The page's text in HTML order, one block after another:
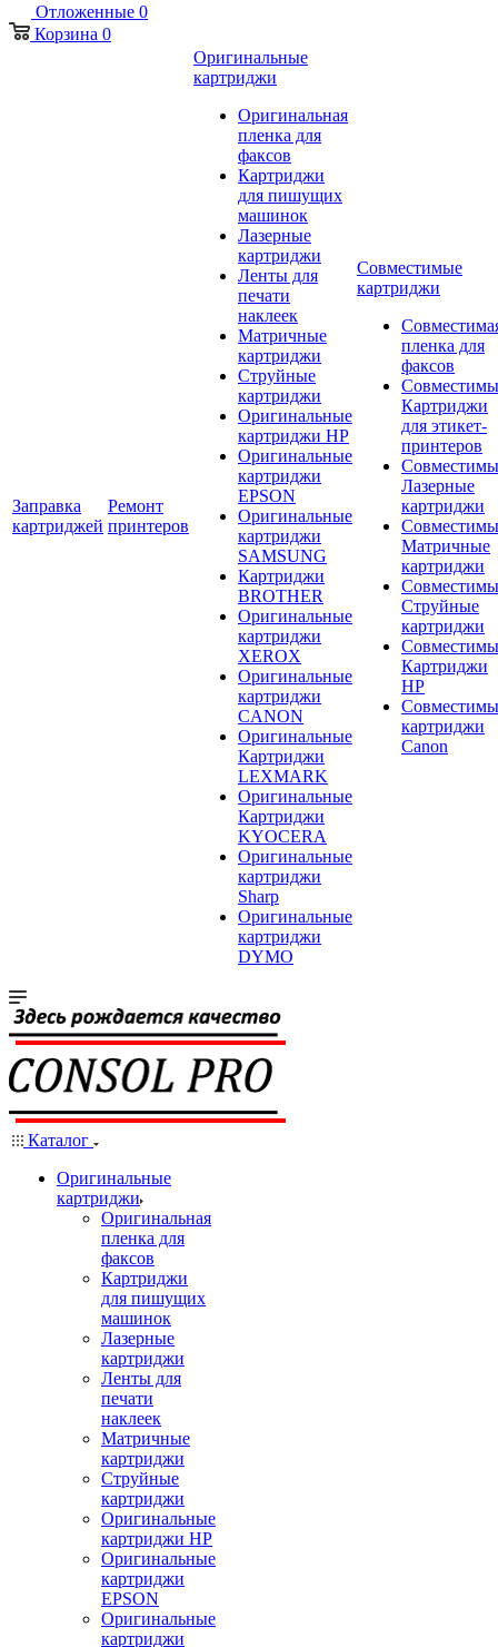
Отложенные 0
Корзина 0
Заправка
картриджей
Ремонт
принтеров
Оригинальные
картриджи
Оригинальная
пленка для
факсов
Картриджи
для пишущих
машинок
Лазерные
картриджи
Ленты для
печати
наклеек
Матричные
картриджи
Струйные
картриджи
Оригинальные
картриджи HP
Оригинальные
картриджи
EPSON
Оригинальные
картриджи
SAMSUNG
Картриджи
BROTHER
Оригинальные
картриджи
XEROX
Оригинальные
картриджи
CANON
Оригинальные
Картриджи
LEXMARK
Оригинальные
Картриджи
KYOCERA
Оригинальные
картриджи
Sharp
Оригинальные
картриджи
DYMO
Совместимые
картриджи
пленка для
факсов
Картриджи
для этикет-
принтеров
Лазерные
картриджи
Матричные
картриджи
Струйные
картриджи
Картриджи
HP
картриджи
Canon
Каталог
Оригинальные
картриджи
Оригинальная
пленка для
факсов
Картриджи
для пишущих
машинок
Лазерные
картриджи
Ленты для
печати
наклеек
Матричные
картриджи
Струйные
картриджи
Оригинальные
картриджи HP
Оригинальные
картриджи
EPSON
Оригинальные
картриджи